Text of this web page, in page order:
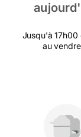
Jusqu'à 17h00
au